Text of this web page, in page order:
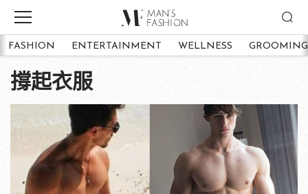
FASHION ENTERTAINMENT WELLNESS GROOMING
撐起衣服